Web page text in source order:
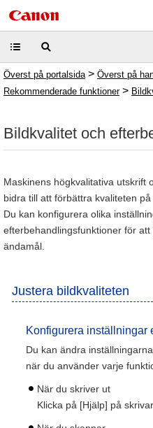
Överst på portalsida > Överst på
Rekommenderade funktioner>
Bildkvalitet och
Maskinens högkvalitativa utskrift
bidra till att förbättra kvaliteten
Du kan konfigurera olika
efterbehandlingsfunktioner för
ändamål.
Justera bildkvaliteten
Konfigurera inställningar
Du kan ändra
när du använder varje
När du skriver ut
Klicka på [Hjälp] på